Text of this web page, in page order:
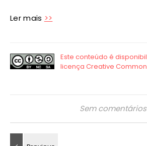
Ler mais >>
Sem comentários